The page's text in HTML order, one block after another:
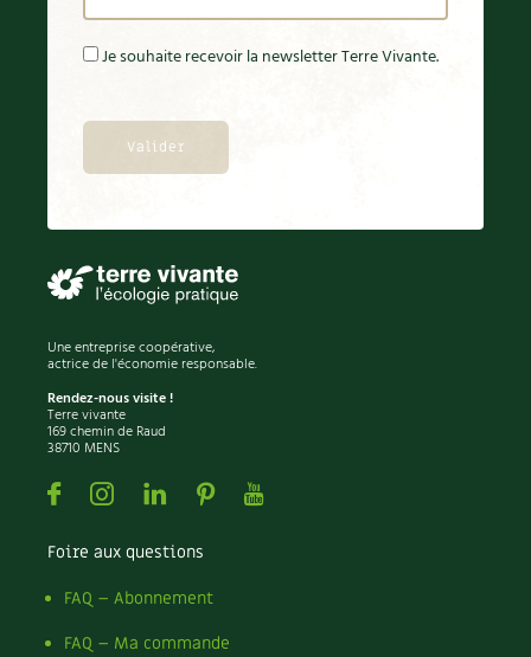
Je souhaite recevoir la newsletter Terre Vivante.
Une entreprise coopérative,
actrice de l'économie responsable.
Rendez-nous visite !
Terre vivante
169 chemin de Raud
38710 MENS
FacebookInstagramLinkedin
PinterestYoutube
Foire aux questions
FAQ – Abonnement
FAQ – Ma commande